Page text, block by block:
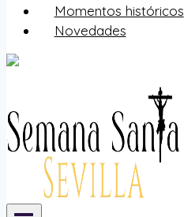
Momentos históricos
Novedades